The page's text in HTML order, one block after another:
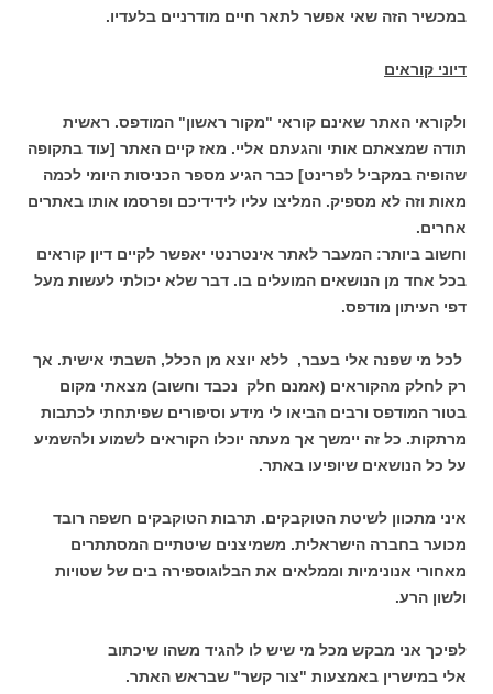
במכשיר הזה שאי אפשר לתאר חיים מודרניים בלעדיו.
דיוני קוראים
ולקוראי האתר שאינם קוראי "מקור ראשון" המודפס. ראשית
תודה שמצאתם אותי והגעתם אליי. מאז קיים האתר [עוד בתקופה
שהופיה במקביל לפרינט] כבר הגיע מספר הכניסות היומי לכמה
מאות וזה לא מספיק. המליצו עליו לידידיכם ופרסמו אותו באתרים
אחרים.
וחשוב ביותר: המעבר לאתר אינטרנטי יאפשר לקיים דיון קוראים
בכל אחד מן הנושאים המועלים בו. דבר שלא יכולתי לעשות מעל
דפי העיתון מודפס.
לכל מי שפנה אלי בעבר, ללא יוצא מן הכלל, השבתי אישית. אך
רק לחלק מהקוראים (אמנם חלק נכבד וחשוב) מצאתי מקום
בטור המודפס ורבים הביאו לי מידע וסיפורים שפיתחתי לכתבות
מרתקות. כל זה יימשך אך מעתה יוכלו הקוראים לשמוע ולהשמיע
על כל הנושאים שיופיעו באתר.
איני מתכוון לשיטת הטוקבקים. תרבות הטוקבקים חשפה רובד
מכוער בחברה הישראלית. משמיצנים שיטתיים המסתתרים
מאחורי אנונימיות וממלאים את הבלוגוספירה בים של שטויות
ולשון הרע.
לפיכך אני מבקש מכל מי שיש לו להגיד משהו שיכתוב
אלי במישרין באמצעות "צור קשר" שבראש האתר.